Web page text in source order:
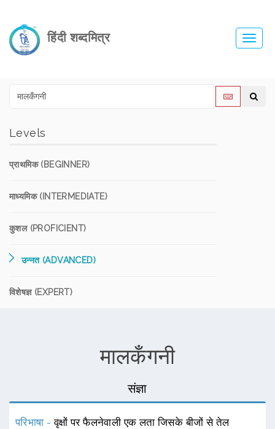
हिंदी शब्दमित्र
Levels
प्राथमिक (BEGINNER)
माध्यमिक (INTERMEDIATE)
कुशल (PROFICIENT)
उन्नत (ADVANCED)
विशेषज्ञ (EXPERT)
मालकँगनी
संज्ञा
परिभाषा -वृक्षों पर फैलनेवाली एक लता जिसके बीजों से तेल